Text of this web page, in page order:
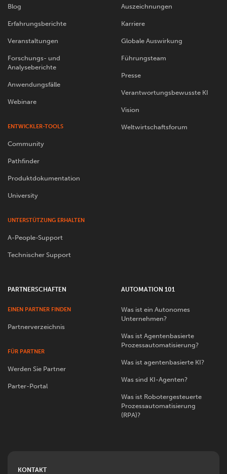
Blog
Erfahrungsberichte
Veranstaltungen
Forschungs- und
Analyseberichte
Anwendungsfälle
Webinare
ENTWICKLER-TOOLS
Community
Pathfinder
Produktdokumentation
University
UNTERSTÜTZUNG ERHALTEN
A-People-Support
Technischer Support
Auszeichnungen
Karriere
Globale Auswirkung
Führungsteam
Presse
Verantwortungsbewusste KI
Vision
Weltwirtschaftsforum
PARTNERSCHAFTEN
EINEN PARTNER FINDEN
Partnerverzeichnis
FÜR PARTNER
Werden Sie Partner
Parter-Portal
AUTOMATION 101
Was ist ein Autonomes
Unternehmen?
Was ist Agentenbasierte
Prozessautomatisierung?
Was ist agentenbasierte KI?
Was sind KI-Agenten?
Was ist Robotergesteuerte
Prozessautomatisierung
(RPA)?
KONTAKT